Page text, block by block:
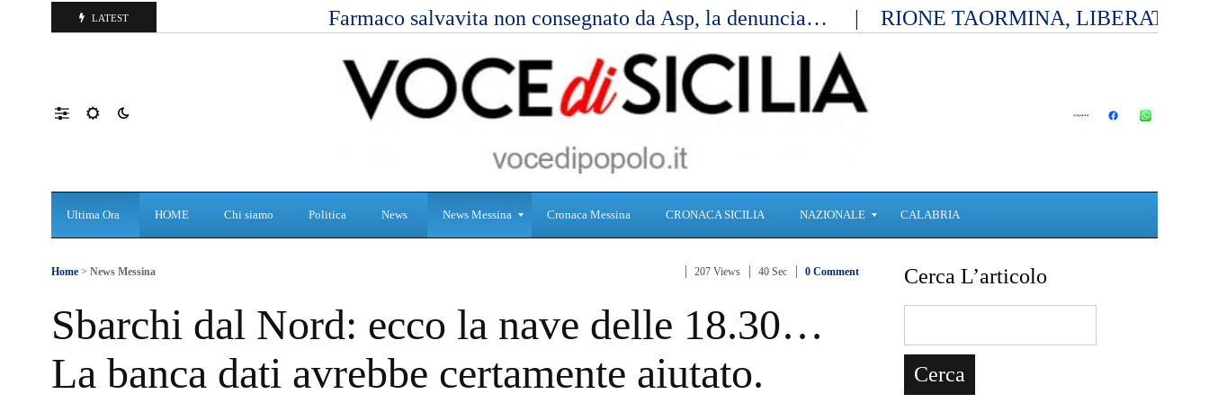
LATEST Farmaco salvavita non consegnato da Asp, la denuncia… RIONE TAORMINA, LIBERATI
Ultima Ora HOME Chi siamo Politica News News Messina
n
i
à
Cronaca Messina CRONACA SICILIA NAZIONALE
n
CALABRIA
Home > News Messina 207 Views 40 Sec 0 Comment
Sbarchi dal Nord: ecco la nave delle 18.30…
La banca dati avrebbe certamente aiutato.
Cerca L’articolo